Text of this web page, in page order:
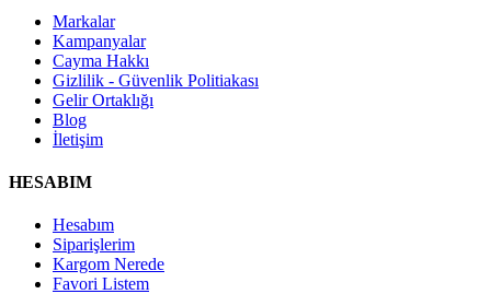
Markalar
Kampanyalar
Cayma Hakkı
Gizlilik - Güvenlik Politiakası
Gelir Ortaklığı
Blog
İletişim
HESABIM
Hesabım
Siparişlerim
Kargom Nerede
Favori Listem